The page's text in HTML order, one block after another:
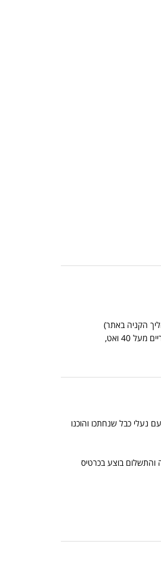
*אין אפשרות לשלוח מוצרים כבדים בדואר שליחים (מוצרים כבדים: ממירים מכניים מ 3000 ואט ומעלה, פאנלים סולאריים מעל 40 ואט,
נעלי כבל שנחתכו והוכנו
, במקרה והתשלום בוצע בכרטיס